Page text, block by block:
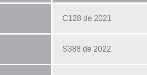
C128 de 2021
S388 de 2022